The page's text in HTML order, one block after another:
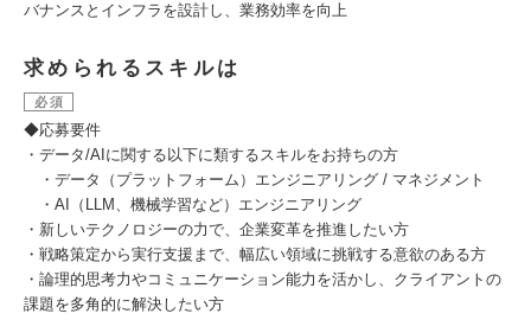
バナンスとインフラを設計し、業務効率を向上
求められるスキルは
必須
◆応募要件
・データ/AIに関する以下に類するスキルをお持ちの方
・データ（プラットフォーム）エンジニアリング / マネジメント
・AI（LLM、機械学習など）エンジニアリング
・新しいテクノロジーの力で、企業変革を推進したい方
・戦略策定から実行支援まで、幅広い領域に挑戦する意欲のある方
・論理的思考力やコミュニケーション能力を活かし、クライアントの
課題を多角的に解決したい方